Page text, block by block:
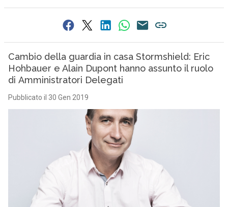
Cambio della guardia in casa Stormshield: Eric
Hohbauer e Alain Dupont hanno assunto il ruolo
di Amministratori Delegati
Pubblicato il 30 Gen 2019